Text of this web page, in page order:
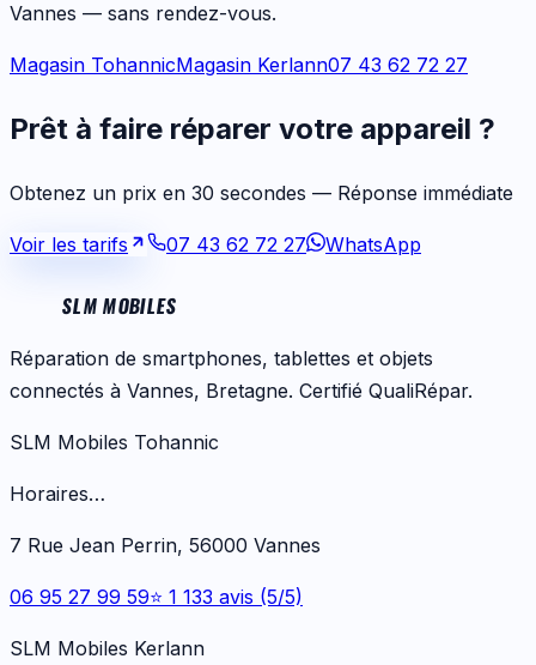
Vannes — sans rendez-vous.
Magasin TohannicMagasin Kerlann07 43 62 72 27
Prêt à faire réparer votre appareil ?
Obtenez un prix en 30 secondes — Réponse immédiate
Voir les tarifs 07 43 62 72 27 WhatsApp
SLM MOBILES
Réparation de smartphones, tablettes et objets
connectés à Vannes, Bretagne. Certifié QualiRépar.
SLM Mobiles Tohannic
Horaires…
7 Rue Jean Perrin, 56000 Vannes
06 95 27 99 59⭐ 1 133 avis (5/5)
SLM Mobiles Kerlann